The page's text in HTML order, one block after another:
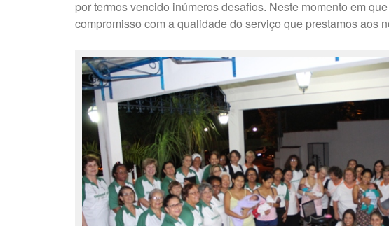
por termos vencido inúmeros desafios. Neste momento em
compromisso com a qualidade do serviço que prestamos aos